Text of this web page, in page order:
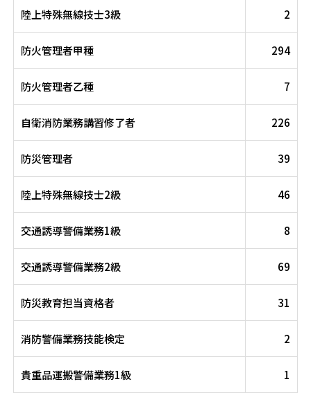
陸上特殊無線技士3級 2
防火管理者甲種 294
防火管理者乙種 7
自衛消防業務講習修了者 226
防災管理者 39
陸上特殊無線技士2級 46
交通誘導警備業務1級 8
交通誘導警備業務2級 69
防災教育担当資格者 31
消防警備業務技能検定 2
貴重品運搬警備業務1級 1